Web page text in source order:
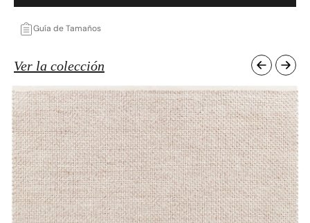
Guía de Tamaños
Ver la colección